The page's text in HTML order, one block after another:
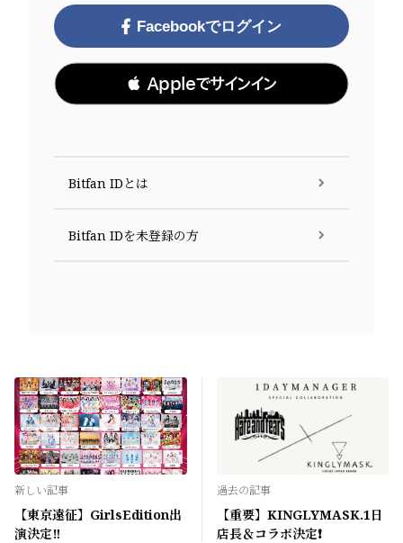
Facebookでログイン
 Appleでサインイン
Bitfan IDとは
Bitfan IDを未登録の方
新しい記事
【東京遠征】GirlsEdition出
演決定‼️
過去の記事
【重要】KINGLYMASK.1日
店長＆コラボ決定❗️